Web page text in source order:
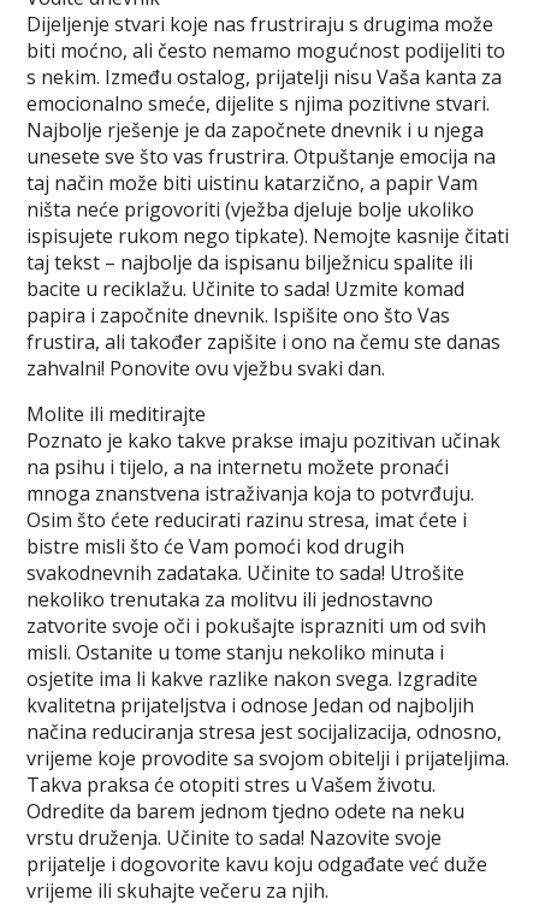
Dijeljenje stvari koje nas frustriraju s drugima može
biti moćno, ali često nemamo mogućnost podijeliti to
s nekim. Između ostalog, prijatelji nisu Vaša kanta za
emocionalno smeće, dijelite s njima pozitivne stvari.
Najbolje rješenje je da započnete dnevnik i u njega
unesete sve što vas frustrira. Otpuštanje emocija na
taj način može biti uistinu katarzično, a papir Vam
ništa neće prigovoriti (vježba djeluje bolje ukoliko
ispisujete rukom nego tipkate). Nemojte kasnije čitati
taj tekst – najbolje da ispisanu bilježnicu spalite ili
bacite u reciklažu. Učinite to sada! Uzmite komad
papira i započnite dnevnik. Ispišite ono što Vas
frustira, ali također zapišite i ono na čemu ste danas
zahvalni! Ponovite ovu vježbu svaki dan.
Molite ili meditirajte
Poznato je kako takve prakse imaju pozitivan učinak
na psihu i tijelo, a na internetu možete pronaći
mnoga znanstvena istraživanja koja to potvrđuju.
Osim što ćete reducirati razinu stresa, imat ćete i
bistre misli što će Vam pomoći kod drugih
svakodnevnih zadataka. Učinite to sada! Utrošite
nekoliko trenutaka za molitvu ili jednostavno
zatvorite svoje oči i pokušajte isprazniti um od svih
misli. Ostanite u tome stanju nekoliko minuta i
osjetite ima li kakve razlike nakon svega. Izgradite
kvalitetna prijateljstva i odnose Jedan od najboljih
načina reduciranja stresa jest socijalizacija, odnosno,
vrijeme koje provodite sa svojom obitelji i prijateljima.
Takva praksa će otopiti stres u Vašem životu.
Odredite da barem jednom tjedno odete na neku
vrstu druženja. Učinite to sada! Nazovite svoje
prijatelje i dogovorite kavu koju odgađate već duže
vrijeme ili skuhajte večeru za njih.